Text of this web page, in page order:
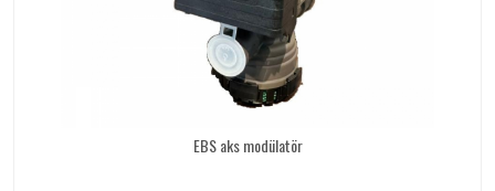
EBS aks modülatör